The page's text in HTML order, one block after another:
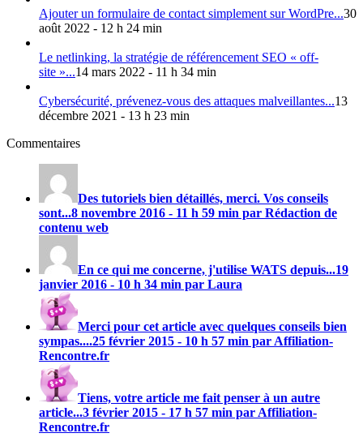
Ajouter un formulaire de contact simplement sur WordPre...30
août 2022 - 12 h 24 min
Le netlinking, la stratégie de référencement SEO « off-
site »...14 mars 2022 - 11 h 34 min
Cybersécurité, prévenez-vous des attaques malveillantes...13
décembre 2021 - 13 h 23 min
Commentaires
Des tutoriels bien détaillés, merci. Vos conseils
sont...8 novembre 2016 - 11 h 59 min par Rédaction de
contenu web
En ce qui me concerne, j'utilise WATS depuis...19
janvier 2016 - 10 h 34 min par Laura
Merci pour cet article avec quelques conseils bien
sympas....25 février 2015 - 10 h 57 min par Affiliation-
Rencontre.fr
Tiens, votre article me fait penser à un autre
article...3 février 2015 - 17 h 57 min par Affiliation-
Rencontre.fr